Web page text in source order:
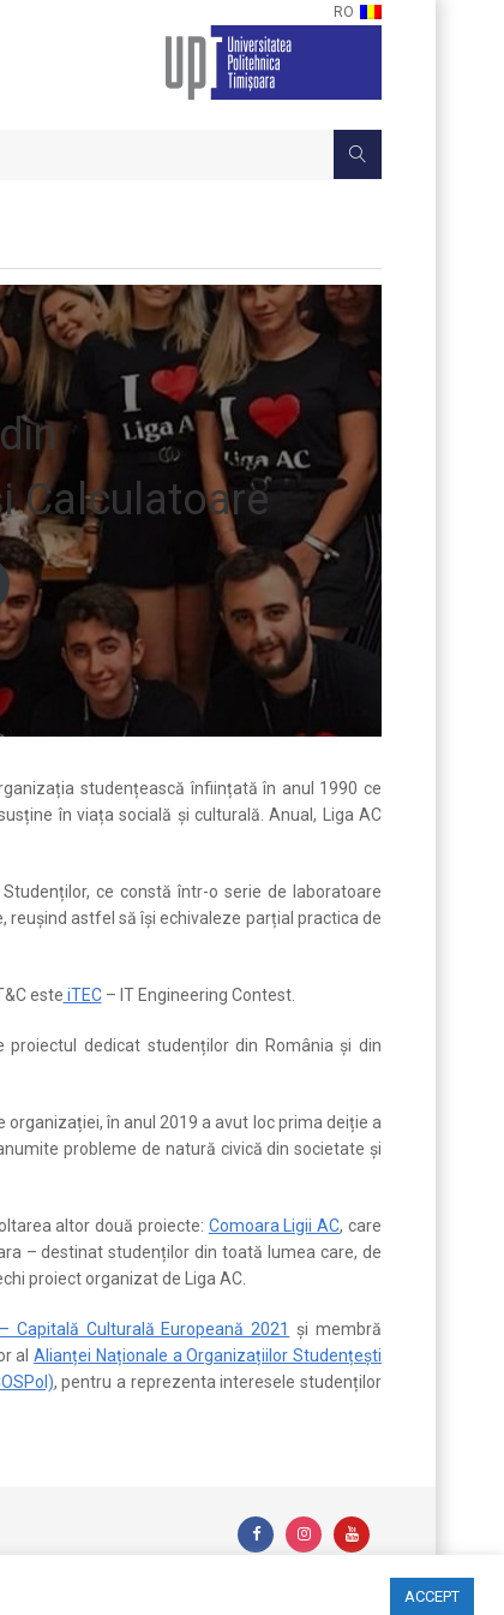
RO
Calculatoare
studențească înființată în anul 1990 ce
în viața socială și culturală. Anual, Liga AC
ce constă într-o serie de laboratoare
astfel să își echivaleze parțial practica de
este iTEC– IT Engineering Contest.
dedicat studenților din România și din
organizației, în anul 2019 a avut loc prima deiție a
probleme de natură civică din societate și
altor două proiecte: Comoara Ligii AC, care
– destinat studenților din toată lumea care, de
proiect organizat de Liga AC.
Capitală Culturală Europeană 2021 și membră
alAlianței Naționale a Organizațiilor Studențești
, pentru a reprezenta interesele studenților
ACCEPT